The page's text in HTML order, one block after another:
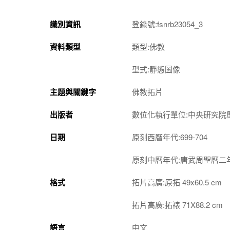
識別資訊 登錄號:fsnrb23054_3
資料類型 類型:佛教
型式:靜態圖像
主題與關鍵字 佛教拓片
出版者 數位化執行單位:中央研究院
日期 原刻西曆年代:699-704
原刻中曆年代:唐武周聖曆二
格式 拓片高廣:原拓 49x60.5 cm
拓片高廣:拓裱 71X88.2 cm
語言 中文